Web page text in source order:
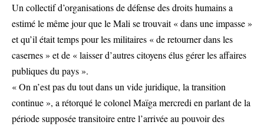
Un collectif d’organisations de défense des droits humains a
estimé le même jour que le Mali se trouvait « dans une impasse »
et qu’il était temps pour les militaires « de retourner dans les
casernes » et de « laisser d’autres citoyens élus gérer les affaires
publiques du pays ».
« On n’est pas du tout dans un vide juridique, la transition
continue », a rétorqué le colonel Maïga mercredi en parlant de la
période supposée transitoire entre l’arrivée au pouvoir des